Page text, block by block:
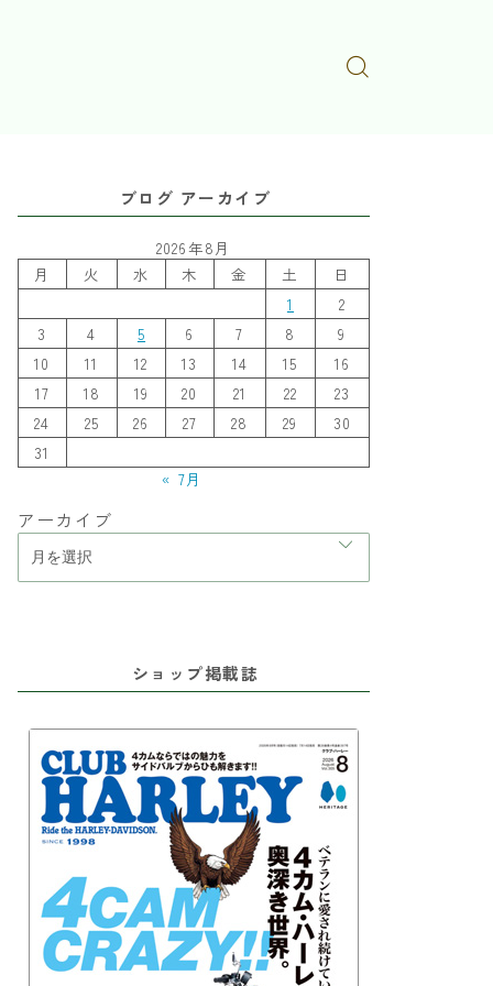
ブログ アーカイブ
2026年8月
月
火 水 木 金 土
日
1
2
3
4 5 6 7 8
9
10
11 12 13 14 15
16
17
18 19 20 21 22
23
24
25 26 27 28 29
30
31
« 7月
アーカイブ
ショップ掲載誌